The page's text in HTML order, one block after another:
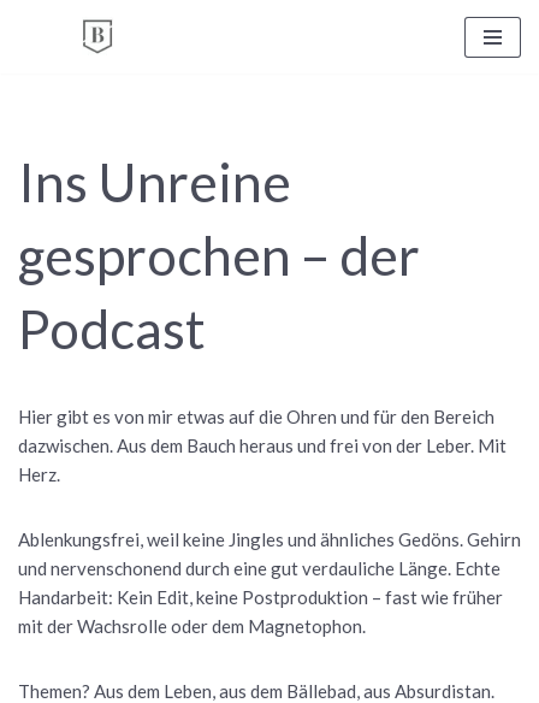
Ins Unreine
gesprochen – der
Podcast
Hier gibt es von mir etwas auf die Ohren und für den Bereich
dazwischen. Aus dem Bauch heraus und frei von der Leber. Mit
Herz.
Ablenkungsfrei, weil keine Jingles und ähnliches Gedöns. Gehirn
und nervenschonend durch eine gut verdauliche Länge. Echte
Handarbeit: Kein Edit, keine Postproduktion – fast wie früher
mit der Wachsrolle oder dem Magnetophon.
Themen? Aus dem Leben, aus dem Bällebad, aus Absurdistan.